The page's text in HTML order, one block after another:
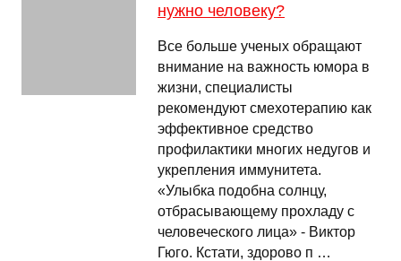
нужно человеку?
Все больше ученых обращают
внимание на важность юмора в
жизни, специалисты
рекомендуют смехотерапию как
эффективное средство
профилактики многих недугов и
укрепления иммунитета.
«Улыбка подобна солнцу,
отбрасывающему прохладу с
человеческого лица» - Виктор
Гюго. Кстати, здорово п …